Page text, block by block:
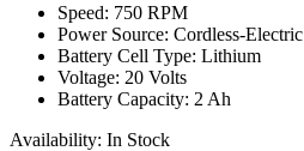
Speed: 750 RPM
Power Source: Cordless-Electric
Battery Cell Type: Lithium
Voltage: 20 Volts
Battery Capacity: 2 Ah
Availability: In Stock